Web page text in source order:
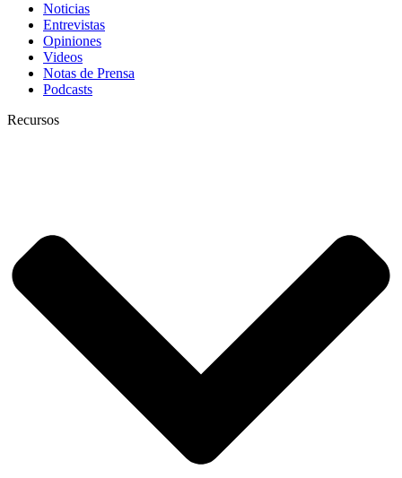
Noticias
Entrevistas
Opiniones
Videos
Notas de Prensa
Podcasts
Recursos